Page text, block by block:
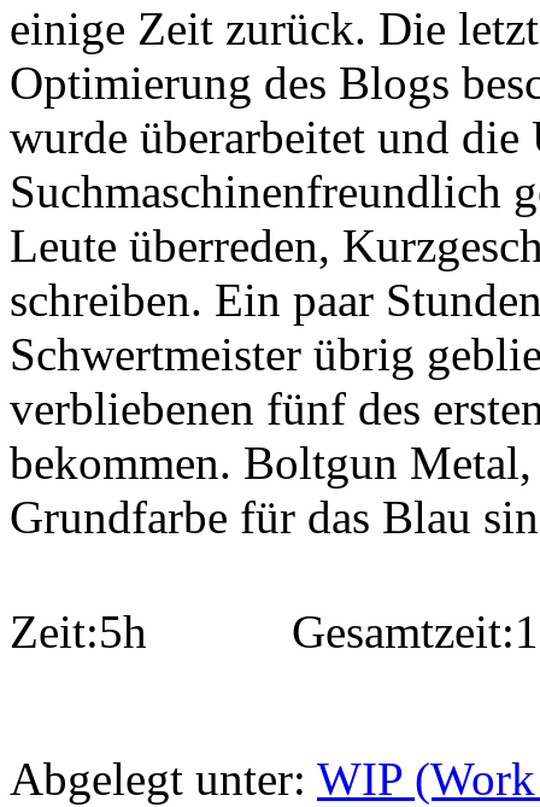
einige Zeit zurück. Die
Optimierung des Blogs
wurde überarbeitet und die
Suchmaschinenfreundlich
Leute überreden,
schreiben. Ein paar
Schwertmeister übrig
verbliebenen fünf des
bekommen. Boltgun
Grundfarbe für das Blau
Zeit:5h
Abgelegt unter: WIP